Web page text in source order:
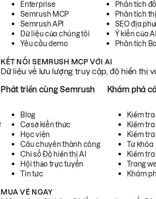
Enterprise
Semrush MCP
Semrush API
Dữ liệu của chúng tôi
Yêu cầu demo
Phân tích
Phân tích
SEO địa
Ý kiến của
Phân tích
KẾT NỐI SEMRUSH MCP VỚI AI
Dữ liệu về lưu lượng truy cập, độ hiển thị
Phát triển cùng Semrush
Blog
Cơ sở kiến thức
Học viện
Câu chuyên thành công
Chỉ số Độ hiển thị AI
Hội thảo trực tuyến
Tin tức
Khám phá
Kiểm
Kiểm tra
Kiểm
Từ khóa
Kiểm
Trang
Khám
MUA VÉ NGAY